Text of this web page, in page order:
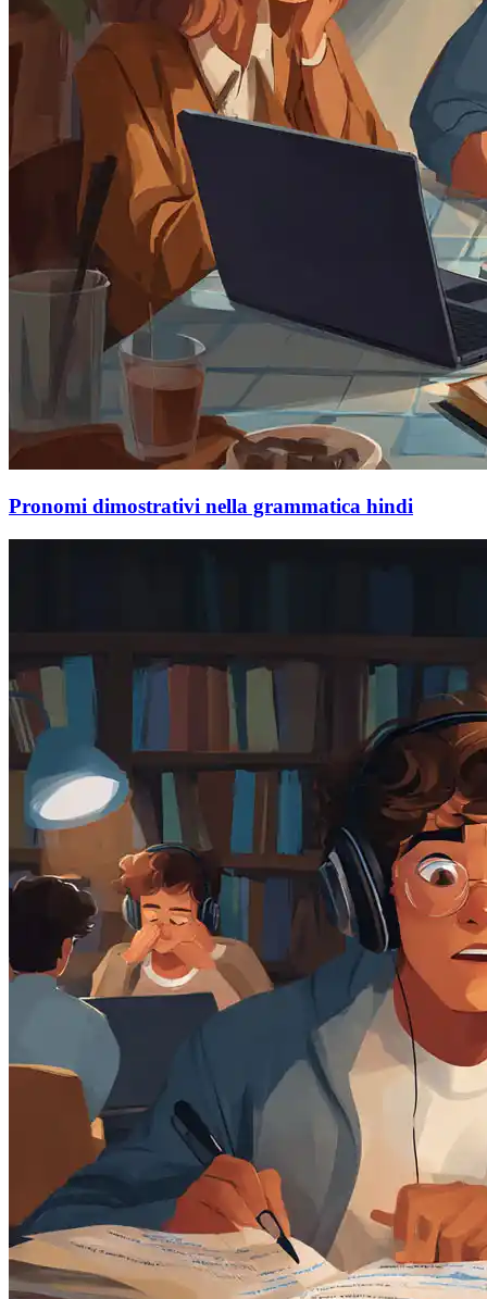
Pronomi dimostrativi nella grammatica hindi